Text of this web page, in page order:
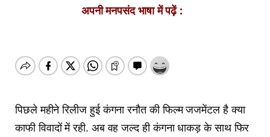
अपनी मनपसंद भाषा में पढ़ें :
पिछले महीने रिलीज हुई कंगना रनौत की फिल्म जजमेंटल है क्या
काफी विवादों में रही. अब वह जल्द ही कंगना धाकड़ के साथ फिर